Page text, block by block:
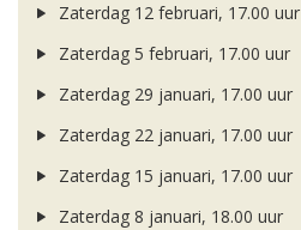
Zaterdag 12 februari, 17.00 uur
Zaterdag 5 februari, 17.00 uur
Zaterdag 29 januari, 17.00 uur
Zaterdag 22 januari, 17.00 uur
Zaterdag 15 januari, 17.00 uur
Zaterdag 8 januari, 18.00 uur